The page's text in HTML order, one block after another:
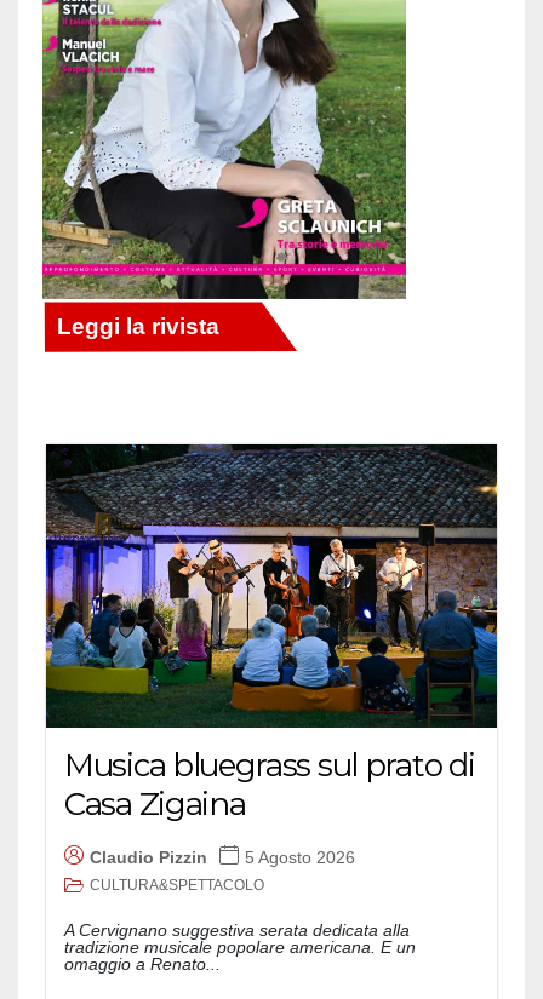
Musica bluegrass sul prato di
Casa Zigaina
Claudio Pizzin 5 Agosto 2026
CULTURA&SPETTACOLO
A Cervignano suggestiva serata dedicata alla
tradizione musicale popolare americana. E un
omaggio a Renato...